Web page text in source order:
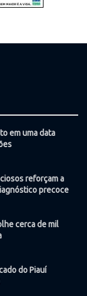
em uma data
reforçam a
precoce
cerca de mil
do Piauí